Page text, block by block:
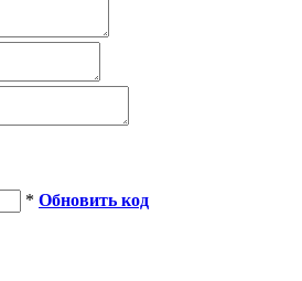
* Обновить код